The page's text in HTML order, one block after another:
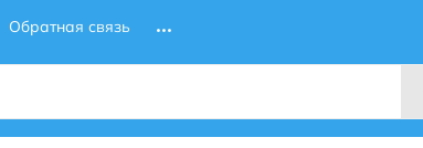
Обратная связь